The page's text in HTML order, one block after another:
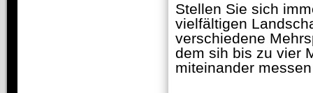
Stellen Sie sich
vielfältigen
verschiedene
dem sih bis zu vier
miteinander